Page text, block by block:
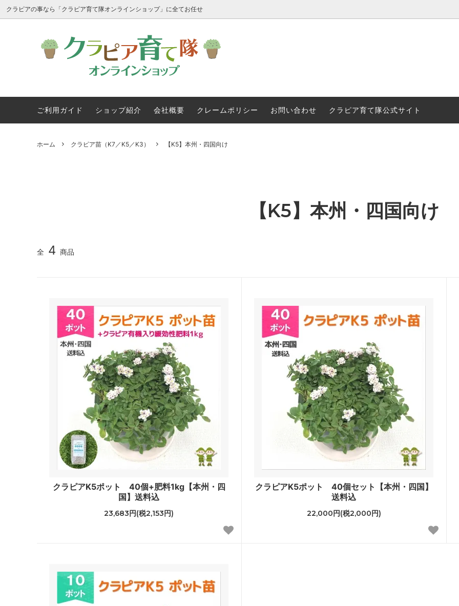
クラピアの事なら「クラピア育て隊オンラインショップ」に全てお任せ
クラピア苗（K7／K5／K3）
クラピアを購入前にご一読下さい
ご利用ガイド
ショップ紹介 会社概要 クレームポリシー お問い合わせ クラピア育て隊公式サイト
ホーム クラピア苗（K7／K5／K3） 【K5】本州・四国向け
【K5】本州・四国向け
全 4 商品
クラピアK5ポット 40個+肥料1kg【本州・四
国】送料込
23,683円(税2,153円)
クラピアK5ポット 40個セット【本州・四国】
送料込
22,000円(税2,000円)